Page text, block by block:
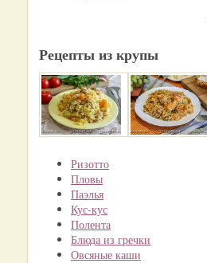
Рецепты из крупы
Ризотто
Пловы
Паэлья
Кус-кус
Полента
Блюда из гречки
Овсяные каши